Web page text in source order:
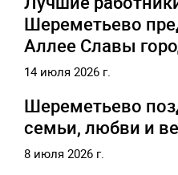
Шереметьево
Аллее Славы
14 июля 2026 г.
Шереметьево
семьи, любви и
8 июля 2026 г.